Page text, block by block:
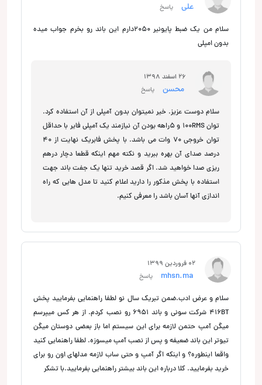
علی پاسخ
سلام من یک ضبط پایونیر 2050دارم این باند رو بخرم جواب میده
بدون امپلی
26 اسفند 1398
محسن پاسخ
سلام دوست عزیز. خیر نمیتوان بدون آمپلی از آن استفاده کرد.
توان 100RMS و 5راهه بودن آن نیازمند یک آمپلی فایر با حداقل
توان خروجی 70 وات می باشد. با پخش فابریک نهایت از 40
درصد صدای آن بهره ببرید و نکته مهم اینکه قطعا دچار درهم
ریزی صدا خواهید شد. اگر قصد خرید تنها یک جفت باند جهت
استفاده با پخش مذکور را دارید اعلام کنید تا مدل هایی که راه
اندازی آنها آسان باشد را معرفی کنیم.
02 فروردین 1399
پاسخ
سلام و عرض ادب.ضمن تبریک سال نو لطفا راهنمایی بفرمایید پخش
416BT شرکت سونی و باند 6951 رو نصب کردم. از هر کس میپرسم
میگن آمپ حتمن لازمه برای این سیستم اما باز بعضی دوستان میگن
تیوتر این باند ضعیفه و پس از نصب آمپ میسوزه. لطفا راهنمایی کنید
واقعا اینطوره؟ و اینکه اگر آمپ و حتی ساب لازمه مدلهای اون رو برای
خرید بفرمایید. کلا درباره این باند بیشتر راهنمایی بفرمایید.با تشکر